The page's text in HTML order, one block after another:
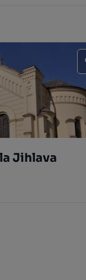
Jihlava